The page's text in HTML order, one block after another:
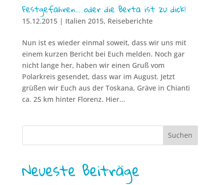
Festgefahren… oder die Berta ist zu dick!
15.12.2015| Italien 2015, Reiseberichte
Nun ist es wieder einmal soweit, dass wir uns mit
einem kurzen Bericht bei Euch melden. Noch gar
nicht lange her, haben wir einen Gruß vom
Polarkreis gesendet, dass war im August. Jetzt
grüßen wir Euch aus der Toskana, Gräve in Chianti
ca. 25 km hinter Florenz. Hier...
Neueste Beiträge